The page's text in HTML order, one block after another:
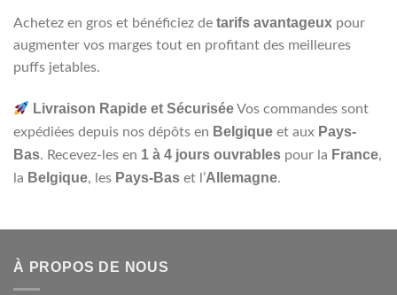
Achetez en gros et bénéficiez de tarifs avantageux pour
augmenter vos marges tout en profitant des meilleures
puffs jetables.
Livraison Rapide et SécuriséeVos commandes sont
expédiées depuis nos dépôts en Belgique et aux Pays-
Bas. Recevez-les en 1 à 4 jours ouvrables pour la France,
la Belgique, les Pays-Bas et l’Allemagne.
À PROPOS DE NOUS